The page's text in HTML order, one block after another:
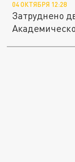
04 ОКТЯБРЯ 12:28
Затруднено